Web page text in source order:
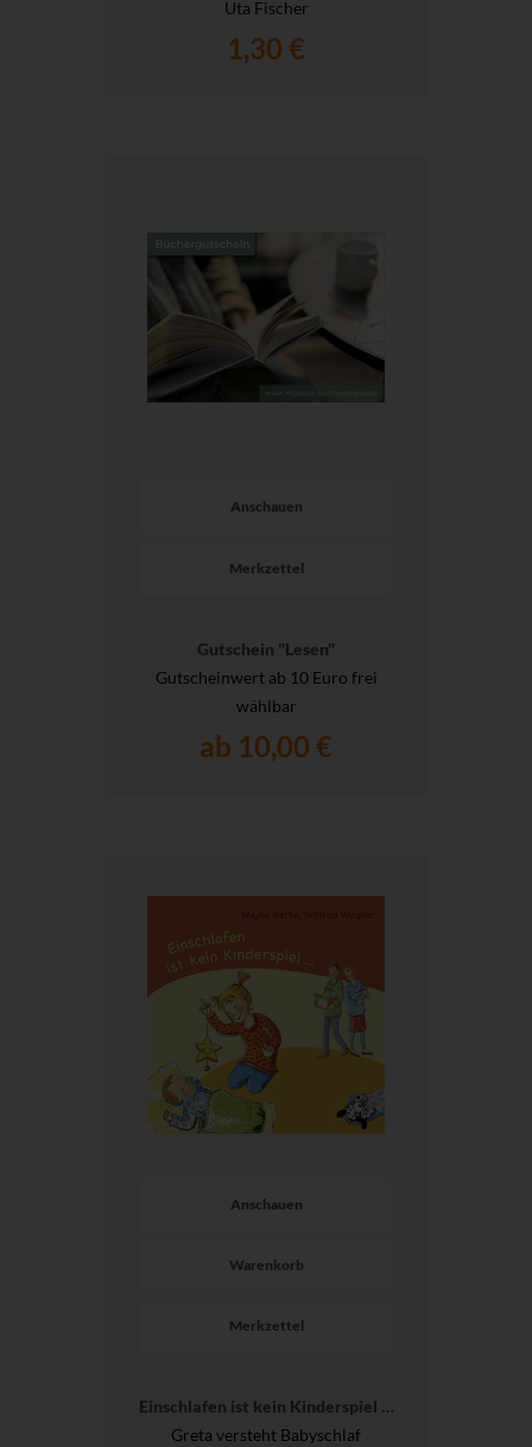
Uta Fischer
1,30 €
Anschauen
Merkzettel
Gutschein "Lesen"
Gutscheinwert ab 10 Euro frei
wählbar
ab 10,00 €
Anschauen
Warenkorb
Merkzettel
Einschlafen ist kein Kinderspiel …
Greta versteht Babyschlaf